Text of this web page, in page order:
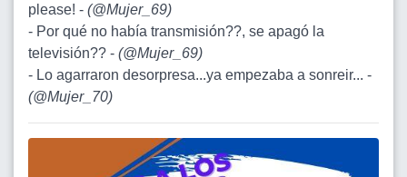
please! - (@Mujer_69)
- Por qué no había transmisión??, se apagó la
televisión?? - (@Mujer_69)
- Lo agarraron desorpresa...ya empezaba a sonreir... -
(@Mujer_70)